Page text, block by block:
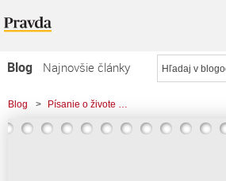
Blog
Najnovšie články
Najčítanejšie články
Najkomentovanejšie články
Blog > Písanie o živote …